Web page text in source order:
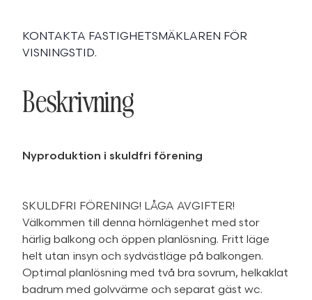
KONTAKTA FASTIGHETSMÄKLAREN FÖR
VISNINGSTID.
Beskrivning
Nyproduktion i skuldfri förening
SKULDFRI FÖRENING! LÅGA AVGIFTER!
Välkommen till denna hörnlägenhet med stor
härlig balkong och öppen planlösning. Fritt läge
helt utan insyn och sydvästläge på balkongen.
Optimal planlösning med två bra sovrum, helkaklat
badrum med golvvärme och separat gäst wc.